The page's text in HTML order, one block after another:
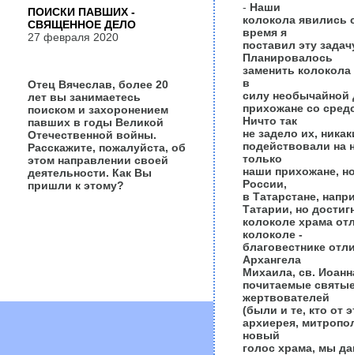
- Наши
колокола явились
время я
поставил эту
Планировалось
заменить
в
силу необычайной
прихожане со
Ничто так
не задело их,
подействовали на
только
наши прихожане,
России,
в Татарстане,
Татарии, но
колоколе храма
колоколе -
благовестнике
Архангела
Михаила, св.
почитаемые
жертвователей
(были и те, кто от
архиерея,
новый
голос храма, мы
ПОИСКИ ПАВШИХ -
СВЯЩЕННОЕ ДЕЛО
27 февраля 2020
Отец Вячеслав, более 20
лет вы занимаетесь
поиском и захоронением
павших в годы Великой
Отечественной войны.
Расскажите, пожалуйста, об
этом направлении своей
деятельности. Как Вы
пришли к этому?